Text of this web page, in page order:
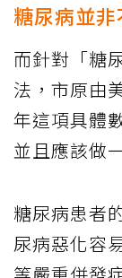
糖尿病並
而針對「糖
法，市原由
年這項具體
並且應該做
糖尿病患者
尿病惡化容